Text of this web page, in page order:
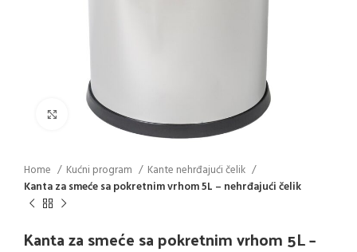
Click to enlarge
Home Kućni program
Kante nehrđajući čelik
Kanta za smeće sa pokretnim vrhom 5L – nehrđajući čelik
Kanta za smeće sa pokretnim vrhom 5L –